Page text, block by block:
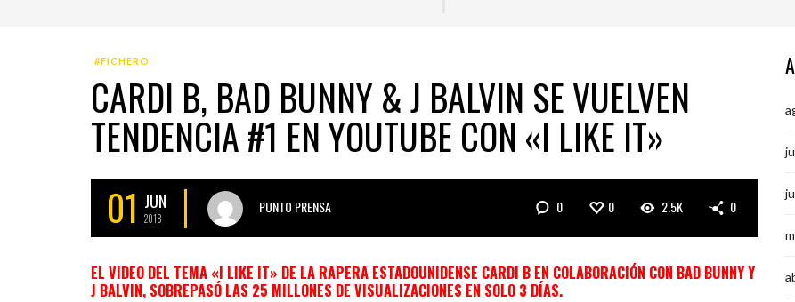
#FICHERO
CARDI B, BAD BUNNY & J BALVIN SE VUELVEN
TENDENCIA #1 EN YOUTUBE CON «I LIKE IT»
01 JUN
2018
PUNTO PRENSA 0 0 2.5K 0
EL VIDEO DEL TEMA «I LIKE IT» DE LA RAPERA ESTADOUNIDENSE CARDI B EN COLABORACIÓN CON BAD BUNNY Y
J BALVIN, SOBREPASÓ LAS 25 MILLONES DE VISUALIZACIONES EN SOLO 3 DÍAS.